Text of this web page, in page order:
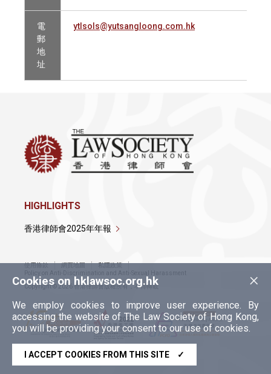
電
郵
地
址
ytlsols@yutsangloong.com.hk
×
Cookies on hklawsoc.org.hk
We employ cookies to improve user experience. By
accessing the website of The Law Society of Hong Kong,
you will be providing your consent to our use of cookies.
I ACCEPT COOKIES FROM THIS SITE ✓
HIGHLIGHTS
香港律師會2025年年報
使用條款 網頁地圖
私隱政策
Policy on Anti-Discrimination and Anti-Sexual Harassment
Copyright © 2026 香港律師會版權所有，不得轉載